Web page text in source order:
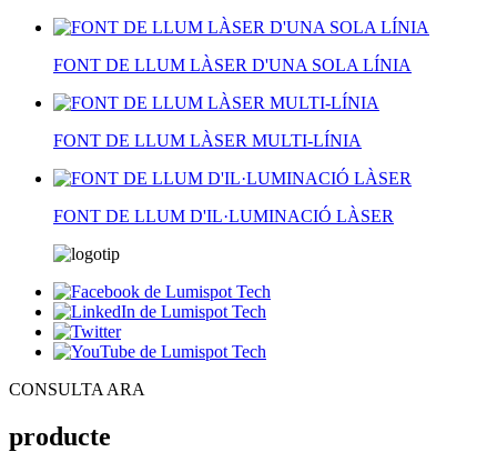
FONT DE LLUM LÀSER D'UNA SOLA LÍNIA
FONT DE LLUM LÀSER MULTI-LÍNIA
FONT DE LLUM D'IL·LUMINACIÓ LÀSER
CONSULTA ARA
producte